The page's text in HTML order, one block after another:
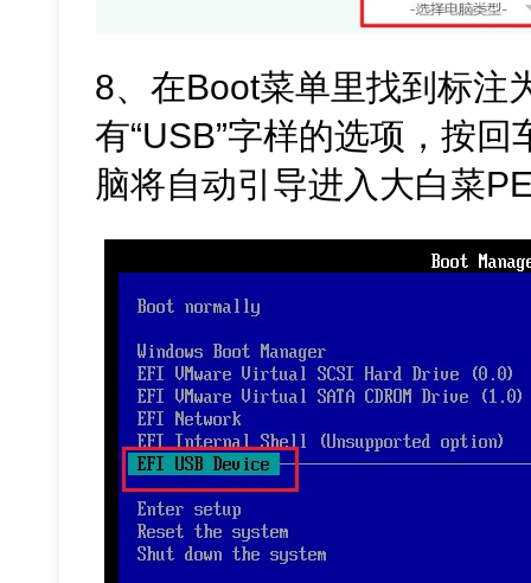
8、在Boot菜单里找到标注
有“USB”字样的选项，按
脑将自动引导进入大白菜